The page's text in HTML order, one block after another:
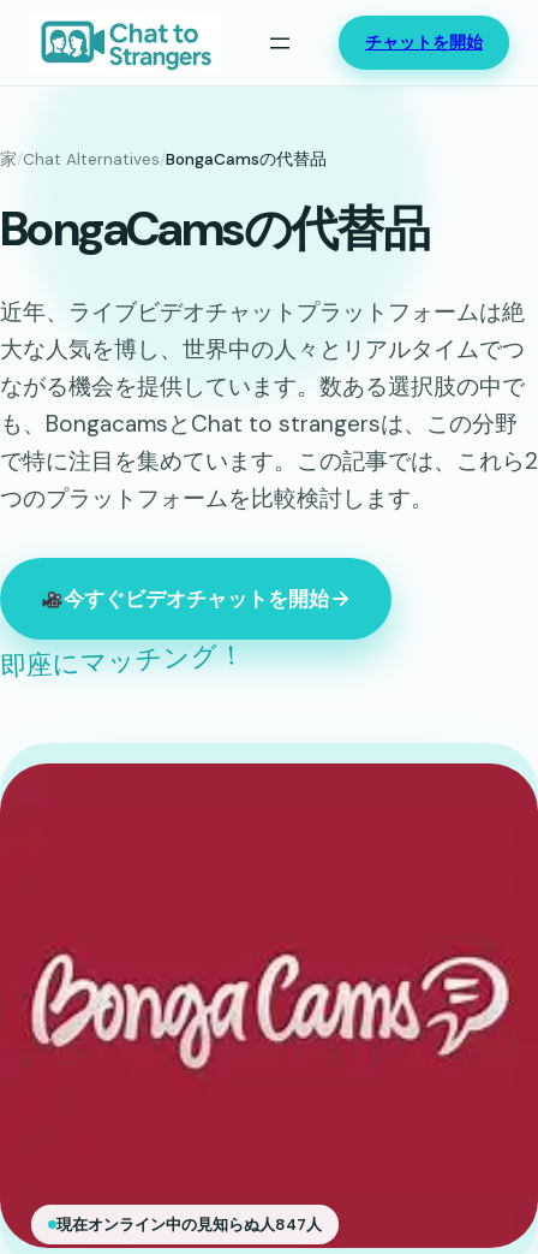
キ
プ
チャットを開始
家/Chat Alternatives/BongaCamsの代替品
BongaCamsの代替品
近年、ライブビデオチャットプラットフォームは絶
大な人気を博し、世界中の人々とリアルタイムでつ
ながる機会を提供しています。数ある選択肢の中で
も、BongacamsとChat to strangersは、この分野
で特に注目を集めています。この記事では、これら2
つのプラットフォームを比較検討します。
今すぐビデオチャットを開始
即座にマッチング！
現在オンライン中の見知らぬ人847人